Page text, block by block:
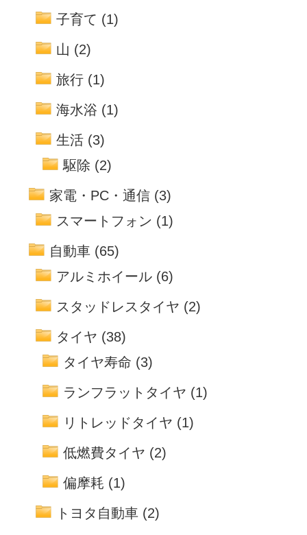
子育て (1)
山 (2)
旅行 (1)
海水浴 (1)
生活 (3)
駆除 (2)
家電・PC・通信 (3)
スマートフォン (1)
自動車 (65)
アルミホイール (6)
スタッドレスタイヤ (2)
タイヤ (38)
タイヤ寿命 (3)
ランフラットタイヤ (1)
リトレッドタイヤ (1)
低燃費タイヤ (2)
偏摩耗 (1)
トヨタ自動車 (2)